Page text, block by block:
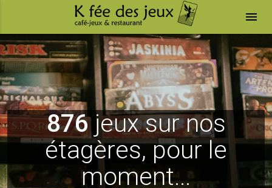
menu
876jeux sur nos
étagères, pour le
moment...